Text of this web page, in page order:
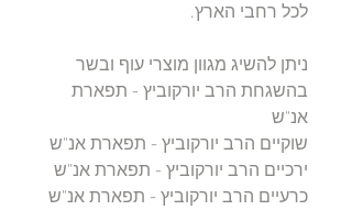
לכל רחבי הארץ.
ניתן להשיג מגוון מוצרי עוף ובשר
בהשגחת הרב יורקוביץ - תפארת
אנ"ש
שוקיים הרב יורקוביץ - תפארת אנ"ש
ירכיים הרב יורקוביץ - תפארת אנ"ש
כרעיים הרב יורקוביץ - תפארת אנ"ש